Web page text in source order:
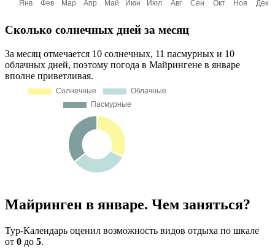
Сколько солнечных дней за месяц
За месяц отмечается 10 солнечных, 11 пасмурных и 10
облачных дней, поэтому погода в Майрингене в январе
вполне приветливая.
Майринген в январе. Чем заняться?
Тур-Календарь оценил возможность видов отдыха по шкале
от 0 до 5.